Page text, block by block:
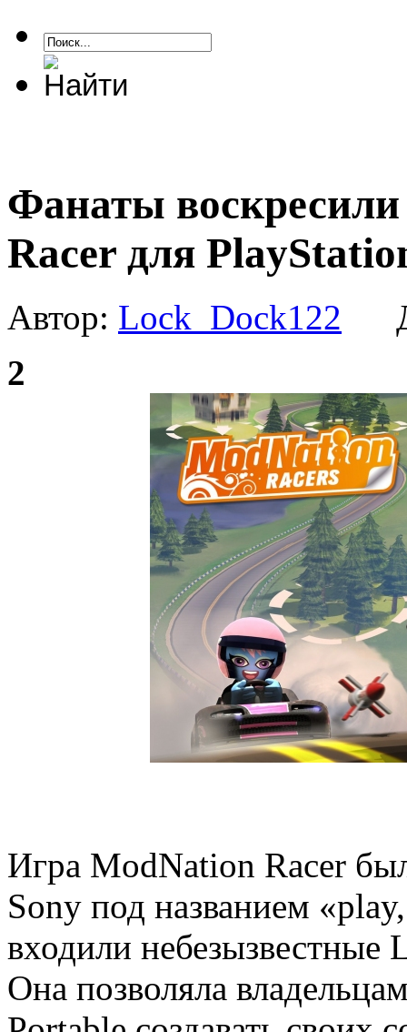
Фанаты
Racer для
Автор: Lock_Dock122
2
Игра ModNation Racer
Sony под названием
входили
Она позволяла